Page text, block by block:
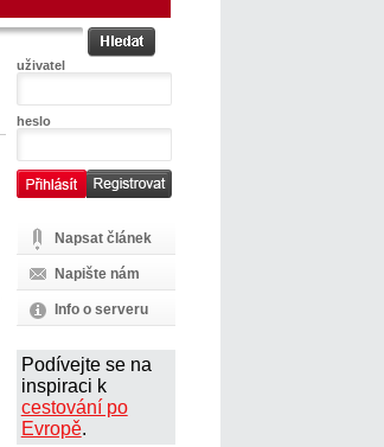
uživatel
heslo
Napsat článek
Napište nám
Info o serveru
Podívejte se na
inspiraci k
cestování po
Evropě.